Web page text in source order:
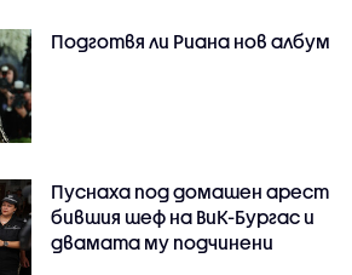
Подготвя ли Риана нов албум
Пуснаха под домашен арест
бившия шеф на ВиК-Бургас и
двамата му подчинени